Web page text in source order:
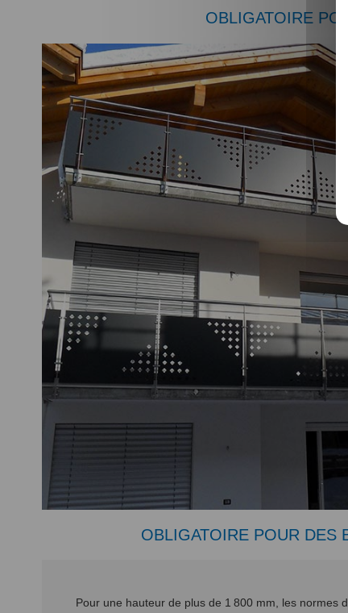
OBLIGATOIRE
OBLIGATOIRE POUR DES
Pour une hauteur de plus de 1 800 mm, les normes